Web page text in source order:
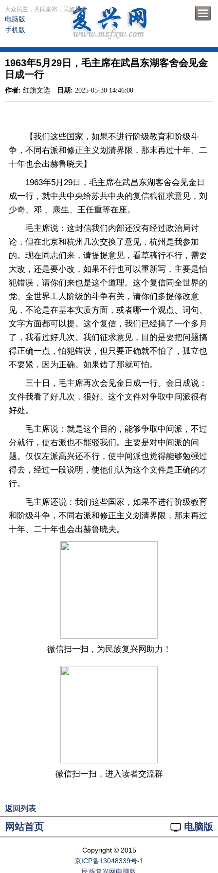
大众民主，共同富裕，民族复兴
电脑版
手机版
1963年5月29日，毛主席在武昌东湖客舍会见金
日成一行
作者: 红旗文选 日期: 2025-05-30 14:46:00
【我们这些国家，如果不进行阶级教育和阶级斗
争，不同右派和修正主义划清界限，那末再过十年、二
十年也会出赫鲁晓夫】
1963年5月29日，毛主席在武昌东湖客舍会见金日
成一行，就中共中央给苏共中央的复信稿征求意见，刘
少奇、邓 、康生、王任重等在座。
毛主席说：这封信我们内部还没有经过政治局讨
论，但在北京和杭州几次交换了意见，杭州是我参加
的。现在同志们来，请提提意见，看草稿行不行，需要
大改，还是要小改，如果不行也可以重新写，主要是怕
犯错误，请你们来也是这个道理。这个复信同全世界的
党、全世界工人阶级的斗争有关，请你们多提修改意
见，不论是在基本实质方面，或者哪一个观点、词句、
文字方面都可以提。这个复信，我们已经搞了一个多月
了，我看过好几次。我们征求意见，目的是要把问题搞
得正确一点，怕犯错误，但只要正确就不怕了，孤立也
不要紧，因为正确。如果错了那就可怕。
三十日，毛主席再次会见金日成一行。金日成说：
文件我看了好几次，很好。这个文件对争取中间派很有
好处。
毛主席说：就是这个目的，能够争取中间派，不过
分就行，使右派也不能驳我们。主要是对中间派的问
题。仅仅左派高兴还不行，使中间派也觉得能够勉强过
得去，经过一段说明，使他们认为这个文件是正确的才
行。
毛主席还说：我们这些国家，如果不进行阶级教育
和阶级斗争，不同右派和修正主义划清界限，那末再过
十年、二十年也会出赫鲁晓夫。
微信扫一扫，为民族复兴网助力！
微信扫一扫，进入读者交流群
返回列表
网站首页 电脑版
Copyright © 2015
京ICP备13048339号-1